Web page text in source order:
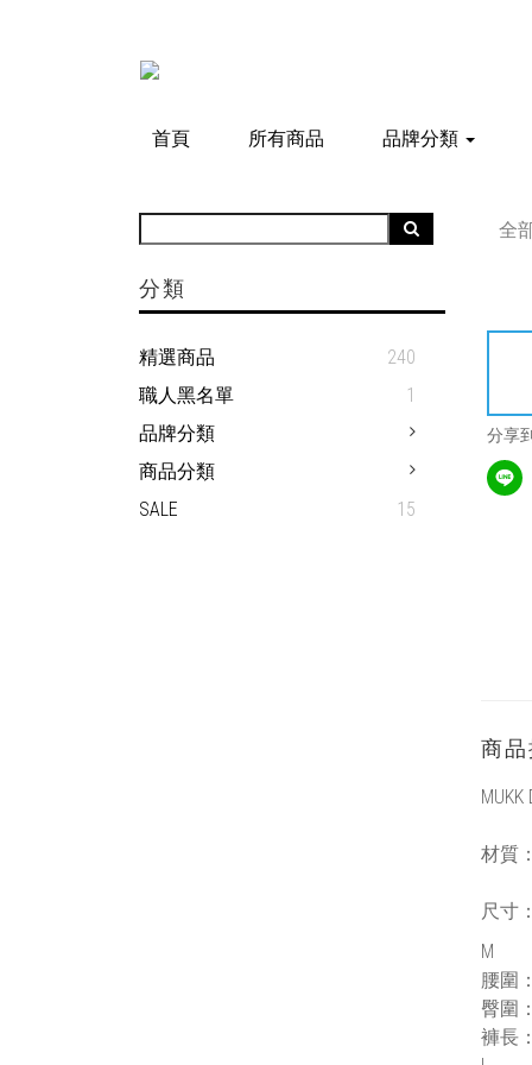
首頁 所有商品 品牌分類
分類
精選商品
240
職人黑名單
1
品牌分類
商品分類
SALE
15
全
分享到
商品
MUKK
材質：
尺寸：
M
腰圍
臀圍
褲長